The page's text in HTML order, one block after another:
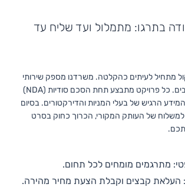
בתרגו: מתמלול ועד שליח עד
מתחיל לעיתים כהקלטה. משרדנו מספק שירותי
תמלול ותרגום משולבים. כל פרויקט מתבצע תחת הסכם סודיות (NDA)
הרגיש של בעלי המניות והדירקטורים. בסיום
למשלוח של העותק המקורי, הכרוך כחוק בסרט
מתרגמים מומחים לכל תחום.
העלאת קבצים וקבלת הצעת מחיר מהירה.